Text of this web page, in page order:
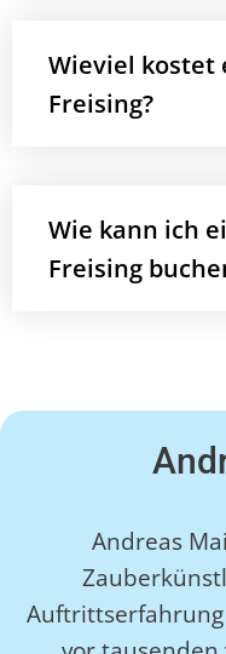
Wieviel kostet
Freising?
Wie kann ich
Freising
Andreas